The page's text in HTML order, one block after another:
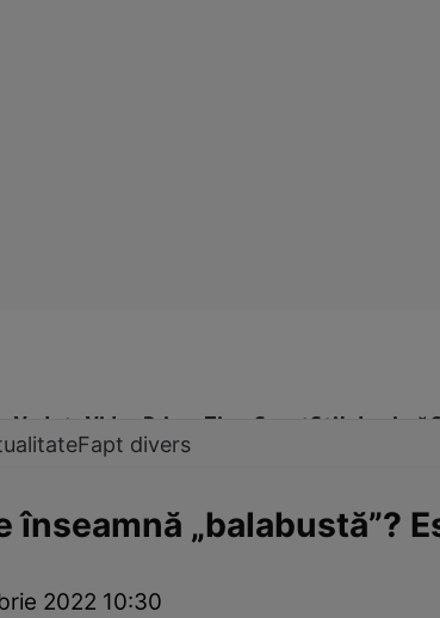
Vedete Video Prime Time SportStil de viață
Fapt diversTehnologie
Fapt divers
înseamnă „balabustă”?
2022 10:30